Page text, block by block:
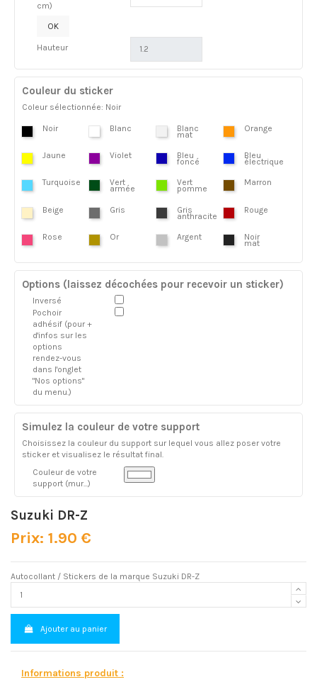
cm)
OK
Hauteur
Couleur du sticker
Coleur sélectionnée: Noir
Noir Blanc Blanc
mat
Orange
Jaune Violet Bleu
foncé
Bleu
électrique
Turquoise Vert
armée
Vert
pomme
Marron
Beige Gris Gris
anthracite
Rouge
Rose Or Argent Noir
mat
Options (laissez décochées pour recevoir un sticker)
Inversé
Pochoir
adhésif (pour +
d'infos sur les
options
rendez-vous
dans l'onglet
"Nos options"
du menu.)
Simulez la couleur de votre support
Choisissez la couleur du support sur lequel vous allez poser votre
sticker et visualisez le résultat final.
Couleur de votre
support (mur...)
Suzuki DR-Z
Prix: 1.90 €
Autocollant / Stickers de la marque Suzuki DR-Z
Ajouter au panier
Informations produit :